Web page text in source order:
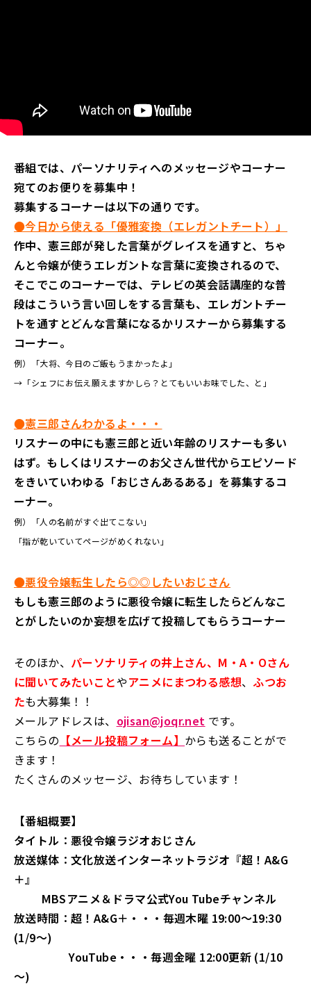
番組では、パーソナリティへのメッセージやコーナー
宛てのお便りを募集中！
募集するコーナーは以下の通りです。
●今日から使える「優雅変換（エレガントチート）」
作中、憲三郎が発した言葉がグレイスを通すと、ちゃ
んと令嬢が使うエレガントな言葉に変換されるので、
そこでこのコーナーでは、テレビの英会話講座的な普
段はこういう言い回しをする言葉も、エレガントチー
トを通すとどんな言葉になるかリスナーから募集する
コーナー。
例）「大将、今日のご飯もうまかったよ」
→「シェフにお伝え願えますかしら？とてもいいお味でした、と」
●憲三郎さんわかるよ・・・
リスナーの中にも憲三郎と近い年齢のリスナーも多い
はず。もしくはリスナーのお父さん世代からエピソード
をきいていわゆる「おじさんあるある」を募集するコ
ーナー。
例）「人の名前がすぐ出てこない」
「指が乾いていてページがめくれない」
●悪役令嬢転生したら◎◎したいおじさん
もしも憲三郎のように悪役令嬢に転生したらどんなこ
とがしたいのか妄想を広げて投稿してもらうコーナー
そのほか、 パーソナリティの井上さん、M・A・Oさん
に聞いてみたいことやアニメにまつわる感想、 ふつお
たも大募集！！
メールアドレスは、 ojisan@joqr.net です。
こちらの 【メール投稿フォーム】 からも送ることがで
きます！
たくさんのメッセージ、お待ちしています！
【番組概要】
タイトル：悪役令嬢ラジオおじさん
放送媒体：文化放送インターネットラジオ『超！A&G
＋』
MBSアニメ＆ドラマ公式You Tubeチャンネル
放送時間：超！A&G＋・・・毎週木曜 19:00～19:30
(1/9～)
YouTube・・・毎週金曜 12:00更新 (1/10
～)